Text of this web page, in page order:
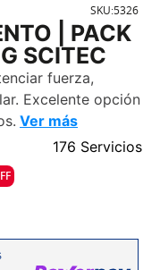
SKU:5326
| PACK
SCITEC
fuerza,
Excelente opción
Ver más
176 Servicios